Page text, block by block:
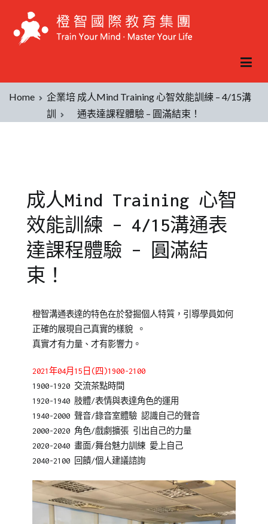
Home
企業培
訓
成人Mind Training 心智效能訓練 – 4/15溝
通表達課程體驗 – 圓滿結束！
成人Mind Training 心智
效能訓練 – 4/15溝通表
達課程體驗 – 圓滿結
束！
on
2021-
04-
企
業
橙智溝通表達的特色在於發掘個人特質，引導學員如何
正確的展現自己真實的樣貌 。
真實才有力量、才有影響力。
2021年04月15日(四)1900-2100
1900-1920 交流茶點時間
1920-1940 肢體/表情與表達角色的運用
1940-2000 聲音/錄音室體驗 認識自己的聲音
2000-2020 角色/戲劇擴張 引出自己的力量
2020-2040 畫面/舞台魅力訓練 愛上自己
2040-2100 回饋/個人建議諮詢